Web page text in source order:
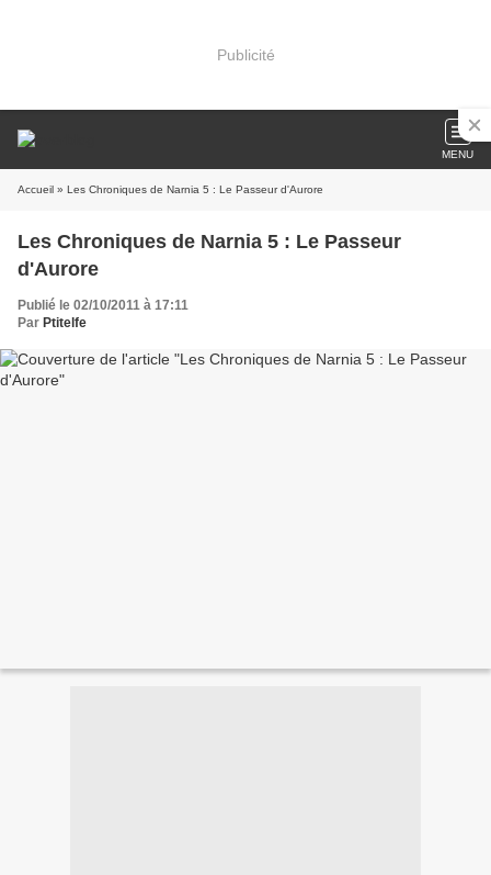
Publicité
MENU
Accueil » Les Chroniques de Narnia 5 : Le Passeur d'Aurore
Les Chroniques de Narnia 5 : Le Passeur
d'Aurore
Publié le 02/10/2011 à 17:11
Par Ptitelfe